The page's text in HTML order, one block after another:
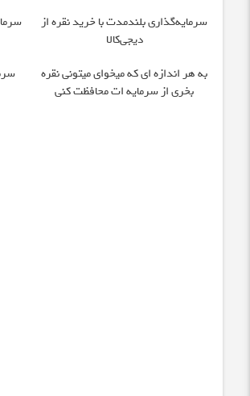
سرمایه‌گذاری بلندمدت با خرید نقره از
دیجی‌کالا
به هر اندازه ای که میخوای میتونی نقره
بخری از سرمایه ات محافظت کنی